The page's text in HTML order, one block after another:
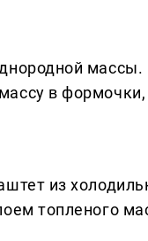
в
из
топленого